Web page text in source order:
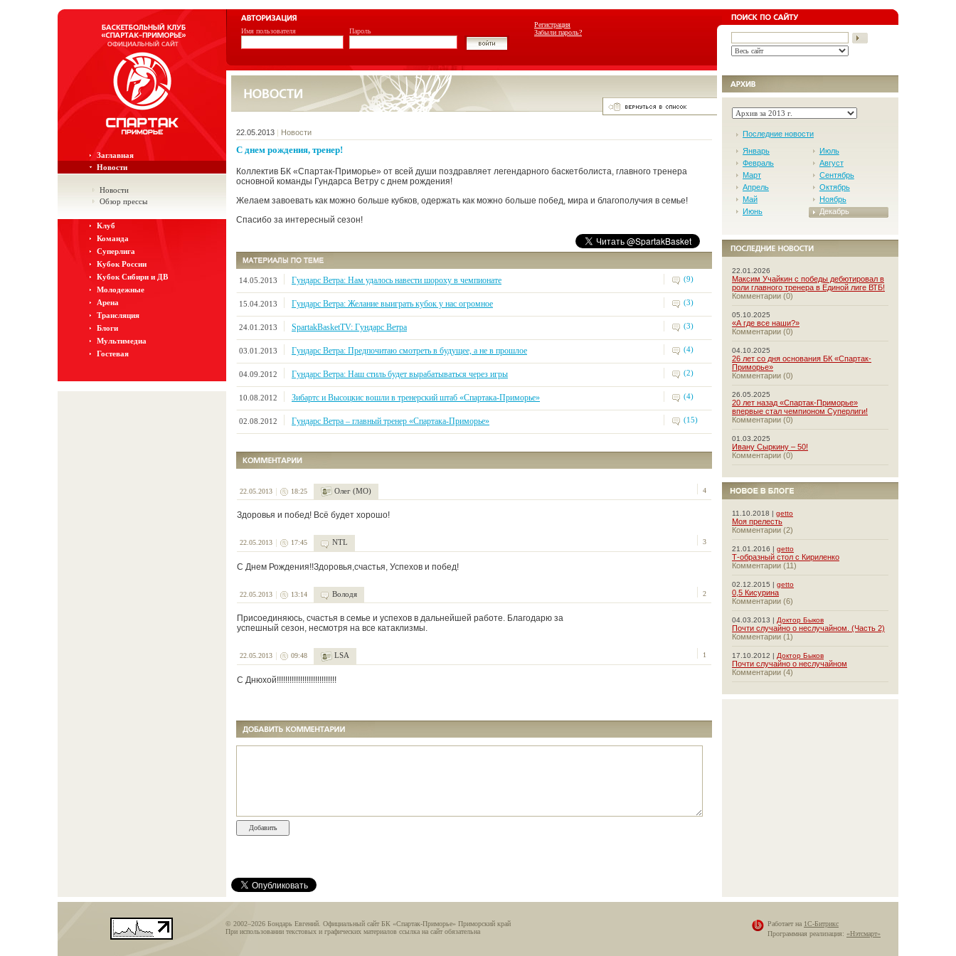
Регистрация
Забыли пароль?
Имя пользователя Пароль
Заглавная
Новости
Новости
Обзор прессы
Клуб
Команда
Суперлига
Кубок России
Кубок Сибири и ДВ
Молодежные
Арена
Трансляция
Блоги
Мультимедиа
Гостевая
22.05.2013 | Новости
C днем рождения, тренер!
Коллектив БК «Спартак-Приморье» от всей души поздравляет легендарного баскетболиста, главного тренера
основной команды Гундарса Ветру с днем рождения!
Желаем завоевать как можно больше кубков, одержать как можно больше побед, мира и благополучия в семье!
Спасибо за интересный сезон!
14.05.2013 Гундарс Ветра: Нам удалось навести шороху в чемпионате (9)
15.04.2013 Гундарс Ветра: Желание выиграть кубок у нас огромное (3)
24.01.2013 SpartakBasketTV: Гундарс Ветра (3)
03.01.2013 Гундарс Ветра: Предпочитаю смотреть в будущее, а не в прошлое (4)
04.09.2012 Гундарс Ветра: Наш стиль будет вырабатываться через игры (2)
10.08.2012 Зибартс и Высоцкис вошли в тренерский штаб «Спартака-Приморье» (4)
02.08.2012 Гундарс Ветра – главный тренер «Спартака-Приморье» (15)
22.05.2013 18:25 Олег (МО) 4
Здоровья и побед! Всё будет хорошо!
22.05.2013 17:45 NTL 3
C Днем Рождения!!Здоровья,счастья, Успехов и побед!
22.05.2013 13:14 Володя 2
Присоединяюсь, счастья в семье и успехов в дальнейшей работе. Благодарю за
успешный сезон, несмотря на все катаклизмы.
22.05.2013 09:48 LSA 1
С Днюхой!!!!!!!!!!!!!!!!!!!!!!!!!!!!
Последние новости
Январь
Февраль
Март
Апрель
Май
Июнь
Июль
Август
Сентябрь
Октябрь
Ноябрь
Декабрь
22.01.2026
Максим Учайкин с победы дебютировал в
роли главного тренера в Единой лиге ВТБ!
Комментарии (0)
05.10.2025
«А где все наши?»
Комментарии (0)
04.10.2025
26 лет со дня основания БК «Спартак-
Приморье»
Комментарии (0)
26.05.2025
20 лет назад «Спартак-Приморье»
впервые стал чемпионом Суперлиги!
Комментарии (0)
01.03.2025
Ивану Сыркину – 50!
Комментарии (0)
11.10.2018 | getto
Моя прелесть
Комментарии (2)
21.01.2016 | getto
Т-образный стол с Кириленко
Комментарии (11)
02.12.2015 | getto
0,5 Кисурина
Комментарии (6)
04.03.2013 | Доктор Быков
Почти случайно о неслучайном. (Часть 2)
Комментарии (1)
17.10.2012 | Доктор Быков
Почти случайно о неслучайном
Комментарии (4)
© 2002–2026 Бондарь Евгений. Официальный сайт БК «Спартак-Приморье» Приморский край
При использовании текстовых и графических материалов ссылка на сайт обязательна
Работает на 1С-Битрикс
Программная реализация: «Нэтсмарт»